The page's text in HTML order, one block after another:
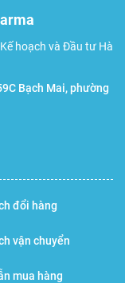
hoạch và Đầu tư Hà
Bạch Mai, phường
đổi hàng
vận chuyển
mua hàng